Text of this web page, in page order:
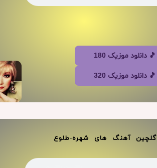
🎵 دانلود موزیک 180
🎵 دانلود موزیک 320
گلچین آهنگ های شهره-طلوع